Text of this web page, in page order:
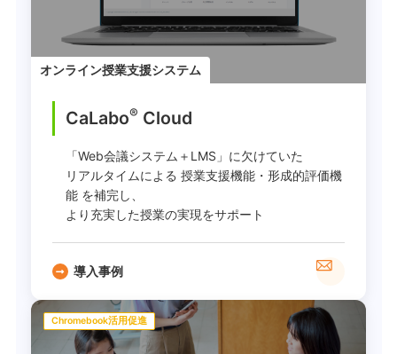
オンライン授業支援システム
CaLabo® ︎ Cloud
「Web会議システム＋LMS」に欠けていた
リアルタイムによる 授業支援機能・形成的評価機
能 を補完し、
より充実した授業の実現をサポート
導入事例
Chromebook活用促進